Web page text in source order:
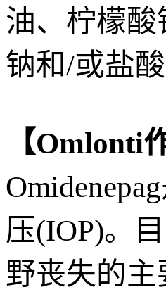
油、柠檬
钠和/或盐
【Omlonti
压(IOP)。
野丧失的